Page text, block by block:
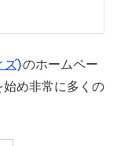
ズ)のホームペー
始め非常に多くの